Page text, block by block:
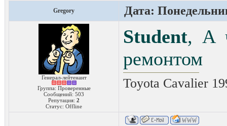
Gregory Дата:
Генерал-лейтенант
Группа: Проверенные
Сообщений: 503
Репутация: 2
Статус: Offline
Student, А
ремонтом
Toyota Cavalier